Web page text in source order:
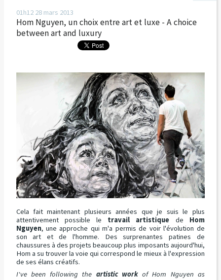
01h12 28 mars 2013
Hom Nguyen, un choix entre art et luxe - A choice
between art and luxury
Cela fait maintenant plusieurs années que je suis le plus
attentivement possible le travail artistique de Hom
Nguyen, une approche qui m'a permis de voir l'évolution de
son art et de l'homme. Des surprenantes patines de
chaussures à des projets beaucoup plus imposants aujourd'hui,
Hom a su trouver la voie qui correspond le mieux à l'expression
de ses élans créatifs.
I've been following the artistic workof Hom Nguyen as